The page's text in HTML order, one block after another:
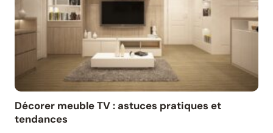
Décorer meuble TV : astuces pratiques et
tendances